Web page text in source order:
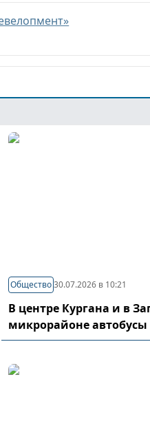
Общество 30.07.2026 в 10:21
В центре Кургана и в
микрорайоне